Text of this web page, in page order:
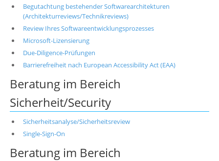
Begutachtung bestehender Softwarearchitekturen
(Architekturreviews/Technikreviews)
Review Ihres Softwareentwicklungsprozesses
Microsoft-Lizensierung
Due-Diligence-Prüfungen
Barrierefreiheit nach European Accessibility Act (EAA)
Beratung im Bereich
Sicherheit/Security
Sicherheitsanalyse/Sicherheitsreview
Single-Sign-On
Beratung im Bereich